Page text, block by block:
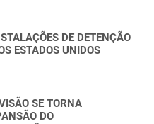
DE DETENÇÃO
ESTADOS UNIDOS
SE TORNA
DO